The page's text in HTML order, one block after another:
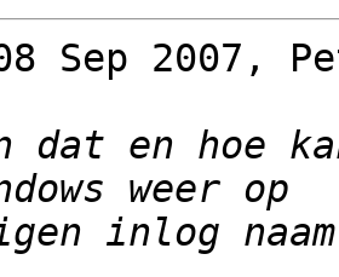
Sep 2007,
dat en hoe